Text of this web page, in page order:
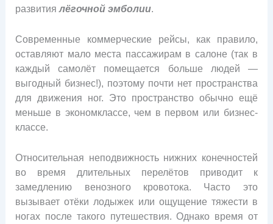
развитиялёгочной эмболии.
Современные коммерческие рейсы, как правило,
оставляют мало места пассажирам в салоне (так в
каждый самолёт помещается больше людей —
выгодный бизнес!), поэтому почти нет пространства
для движения ног. Это пространство обычно ещё
меньше в экономклассе, чем в первом или бизнес-
классе.
Относительная неподвижность нижних конечностей
во время длительных перелётов приводит к
замедлению венозного кровотока. Часто это
вызывает отёки лодыжек или ощущение тяжести в
ногах после такого путешествия. Однако время от